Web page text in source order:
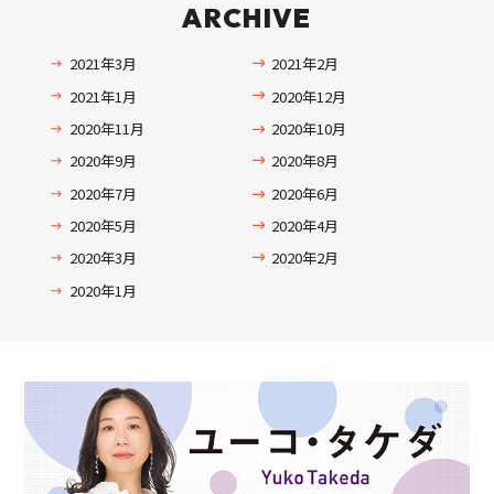
ARCHIVE
2021年3月
2021年2月
2021年1月
2020年12月
2020年11月
2020年10月
2020年9月
2020年8月
2020年7月
2020年6月
2020年5月
2020年4月
2020年3月
2020年2月
2020年1月